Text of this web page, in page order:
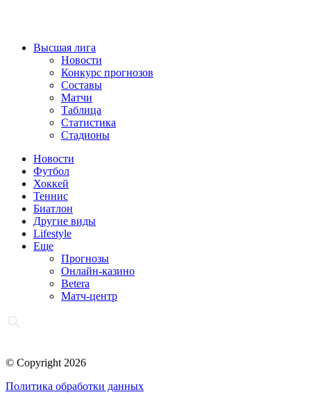
Высшая лига
Новости
Конкурс прогнозов
Составы
Матчи
Таблица
Статистика
Стадионы
Новости
Футбол
Хоккей
Теннис
Биатлон
Другие виды
Lifestyle
Еще
Прогнозы
Онлайн-казино
Betera
Матч-центр
© Copyright 2026
Политика обработки данных